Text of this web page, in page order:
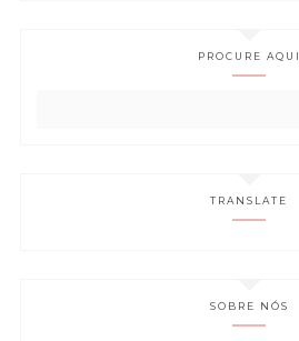
PROCURE AQUI
TRANSLATE
SOBRE NÓS